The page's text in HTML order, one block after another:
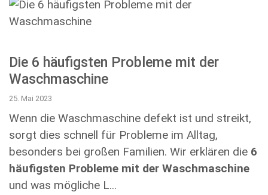
Die 6 häufigsten Probleme mit der
Waschmaschine
25. Mai 2023
Wenn die Waschmaschine defekt ist und streikt,
sorgt dies schnell für Probleme im Alltag,
besonders bei großen Familien. Wir erklären die 6
häufigsten Probleme mit der Waschmaschine
und was mögliche L...